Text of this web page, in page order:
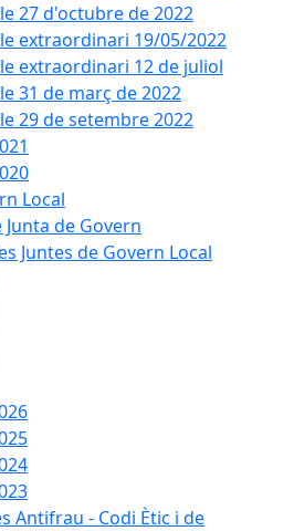
27 d'octubre de 2022
extraordinari 19/05/2022
extraordinari 12 de juliol
31 de març de 2022
29 de setembre 2022
Local
de Govern
Juntes de Govern Local
Antifrau - Codi Ètic i de